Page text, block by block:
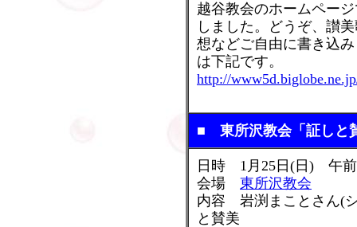
越谷教会のホームペー
しました。どうぞ、讃
想などご自由に書き込
は下記です。
http://
■ 東所沢教会「証しと
日時 1月25日(日) 午前
会場 東所沢教会
内容 岩渕まことさん(
と賛美